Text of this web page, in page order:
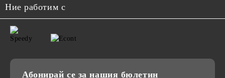
Ние работим с
Абонирай се за нашия бюлетин